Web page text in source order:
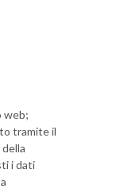
web;
tramite il
i dati